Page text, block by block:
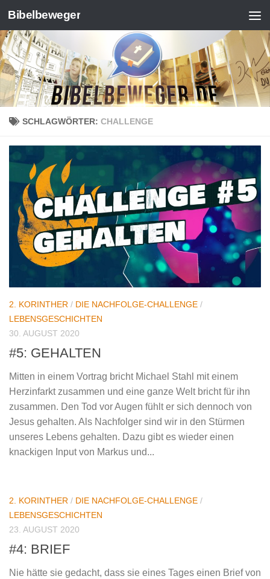
Zum Inhalt springen
Bibelbeweger
SCHLAGWÖRTER: CHALLENGE
2. KORINTHER / DIE NACHFOLGE-CHALLENGE /
LEBENSGESCHICHTEN
30. AUGUST 2020
#5: GEHALTEN
Mitten in einem Vortrag bricht Michael Stahl mit einem
Herzinfarkt zusammen und eine ganze Welt bricht für ihn
zusammen. Den Tod vor Augen fühlt er sich dennoch von
Jesus gehalten. Als Nachfolger sind wir in den Stürmen
unseres Lebens gehalten. Dazu gibt es wieder einen
knackigen Input von Markus und...
2. KORINTHER / DIE NACHFOLGE-CHALLENGE /
LEBENSGESCHICHTEN
23. AUGUST 2020
#4: BRIEF
Nie hätte sie gedacht, dass sie eines Tages einen Brief von